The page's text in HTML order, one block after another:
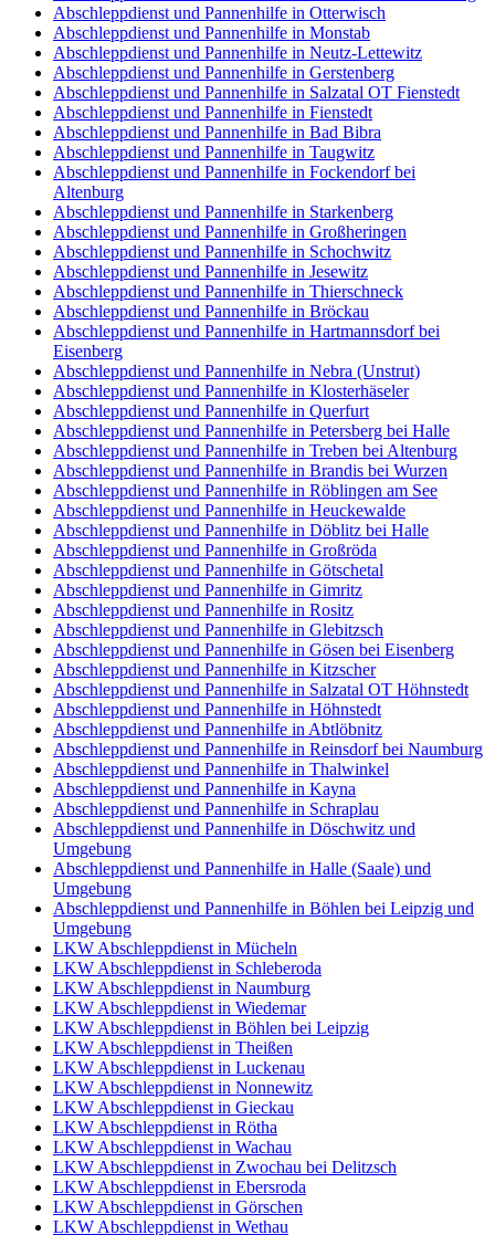
Abschleppdienst und Pannenhilfe in Otterwisch
Abschleppdienst und Pannenhilfe in Monstab
Abschleppdienst und Pannenhilfe in Neutz-Lettewitz
Abschleppdienst und Pannenhilfe in Gerstenberg
Abschleppdienst und Pannenhilfe in Salzatal OT Fienstedt
Abschleppdienst und Pannenhilfe in Fienstedt
Abschleppdienst und Pannenhilfe in Bad Bibra
Abschleppdienst und Pannenhilfe in Taugwitz
Abschleppdienst und Pannenhilfe in Fockendorf bei
Altenburg
Abschleppdienst und Pannenhilfe in Starkenberg
Abschleppdienst und Pannenhilfe in Großheringen
Abschleppdienst und Pannenhilfe in Schochwitz
Abschleppdienst und Pannenhilfe in Jesewitz
Abschleppdienst und Pannenhilfe in Thierschneck
Abschleppdienst und Pannenhilfe in Bröckau
Abschleppdienst und Pannenhilfe in Hartmannsdorf bei
Eisenberg
Abschleppdienst und Pannenhilfe in Nebra (Unstrut)
Abschleppdienst und Pannenhilfe in Klosterhäseler
Abschleppdienst und Pannenhilfe in Querfurt
Abschleppdienst und Pannenhilfe in Petersberg bei Halle
Abschleppdienst und Pannenhilfe in Treben bei Altenburg
Abschleppdienst und Pannenhilfe in Brandis bei Wurzen
Abschleppdienst und Pannenhilfe in Röblingen am See
Abschleppdienst und Pannenhilfe in Heuckewalde
Abschleppdienst und Pannenhilfe in Döblitz bei Halle
Abschleppdienst und Pannenhilfe in Großröda
Abschleppdienst und Pannenhilfe in Götschetal
Abschleppdienst und Pannenhilfe in Gimritz
Abschleppdienst und Pannenhilfe in Rositz
Abschleppdienst und Pannenhilfe in Glebitzsch
Abschleppdienst und Pannenhilfe in Gösen bei Eisenberg
Abschleppdienst und Pannenhilfe in Kitzscher
Abschleppdienst und Pannenhilfe in Salzatal OT Höhnstedt
Abschleppdienst und Pannenhilfe in Höhnstedt
Abschleppdienst und Pannenhilfe in Abtlöbnitz
Abschleppdienst und Pannenhilfe in Reinsdorf bei Naumburg
Abschleppdienst und Pannenhilfe in Thalwinkel
Abschleppdienst und Pannenhilfe in Kayna
Abschleppdienst und Pannenhilfe in Schraplau
Abschleppdienst und Pannenhilfe in Döschwitz und
Umgebung
Abschleppdienst und Pannenhilfe in Halle (Saale) und
Umgebung
Abschleppdienst und Pannenhilfe in Böhlen bei Leipzig und
Umgebung
LKW Abschleppdienst in Mücheln
LKW Abschleppdienst in Schleberoda
LKW Abschleppdienst in Naumburg
LKW Abschleppdienst in Wiedemar
LKW Abschleppdienst in Böhlen bei Leipzig
LKW Abschleppdienst in Theißen
LKW Abschleppdienst in Luckenau
LKW Abschleppdienst in Nonnewitz
LKW Abschleppdienst in Gieckau
LKW Abschleppdienst in Rötha
LKW Abschleppdienst in Wachau
LKW Abschleppdienst in Zwochau bei Delitzsch
LKW Abschleppdienst in Ebersroda
LKW Abschleppdienst in Görschen
LKW Abschleppdienst in Wethau